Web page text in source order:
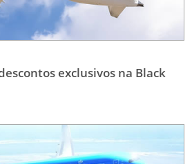
exclusivos na Black